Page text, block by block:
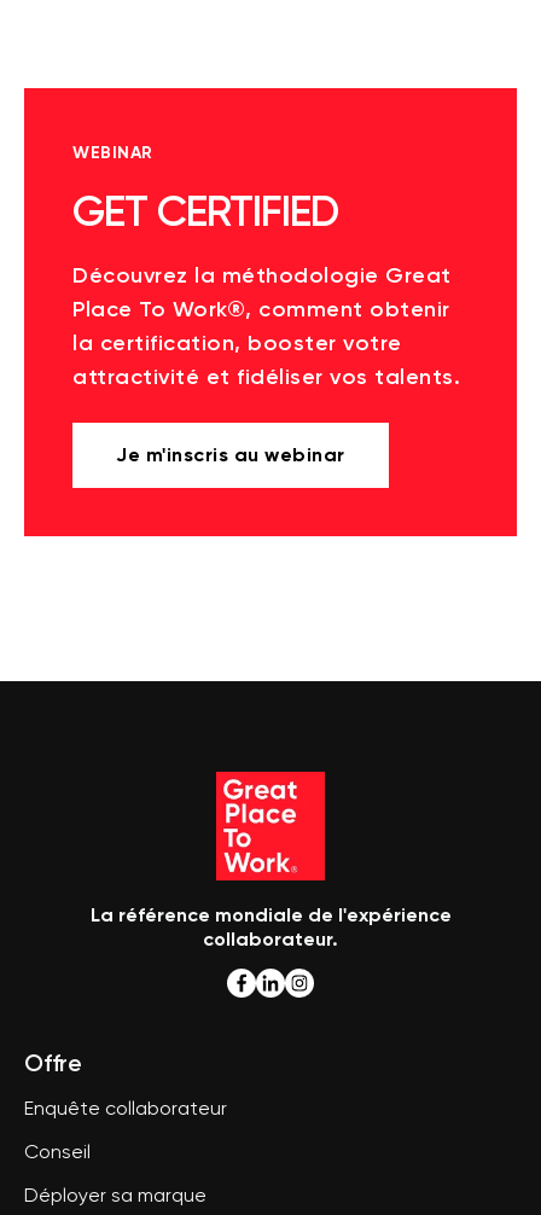
WEBINAR
GET CERTIFIED
Découvrez la méthodologie Great
Place To Work®, comment obtenir
la certification, booster votre
attractivité et fidéliser vos talents.
Je m'inscris au webinar
La référence mondiale de l'expérience
collaborateur.
Offre
Enquête collaborateur
Conseil
Déployer sa marque